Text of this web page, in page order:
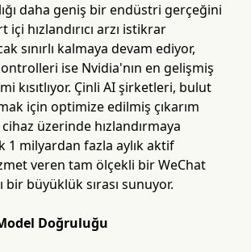
daha geniş bir endüstri gerçeğini
içi hızlandırıcı arzı istikrar
sınırlı kalmaya devam ediyor,
ise Nvidia'nın en gelişmiş
kısıtlıyor. Çinli AI şirketleri, bulut
için optimize edilmiş çıkarım
cihaz üzerinde hızlandırmaya
1 milyardan fazla aylık aktif
veren tam ölçekli bir WeChat
bir büyüklük sırası sunuyor.
Doğruluğu